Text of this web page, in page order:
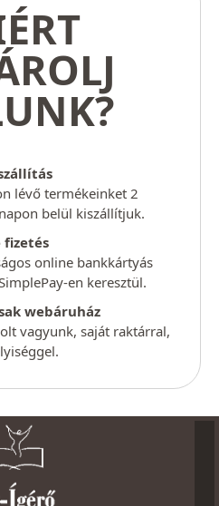
lévő termékeinket 2
belül kiszállítjuk.
fizetés
online bankkártyás
en keresztül.
webáruház
vagyunk, saját raktárral,